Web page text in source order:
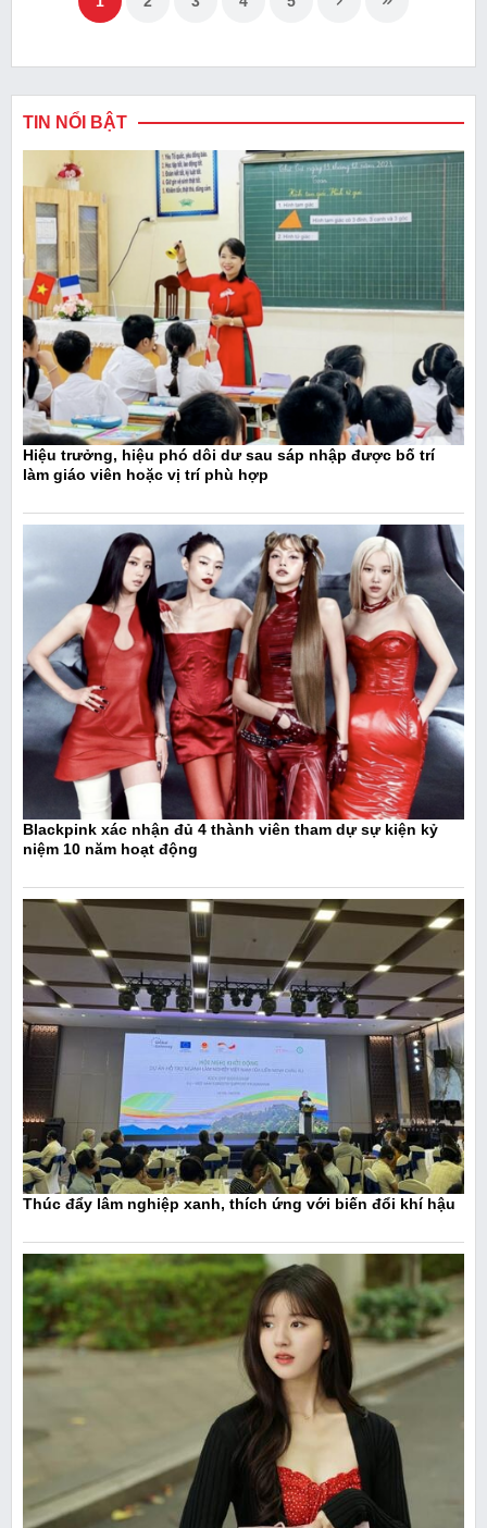
TIN NỔI BẬT
Hiệu trưởng, hiệu phó dôi dư sau sáp nhập được bố trí
làm giáo viên hoặc vị trí phù hợp
Blackpink xác nhận đủ 4 thành viên tham dự sự kiện kỷ
niệm 10 năm hoạt động
Thúc đẩy lâm nghiệp xanh, thích ứng với biến đổi khí hậu